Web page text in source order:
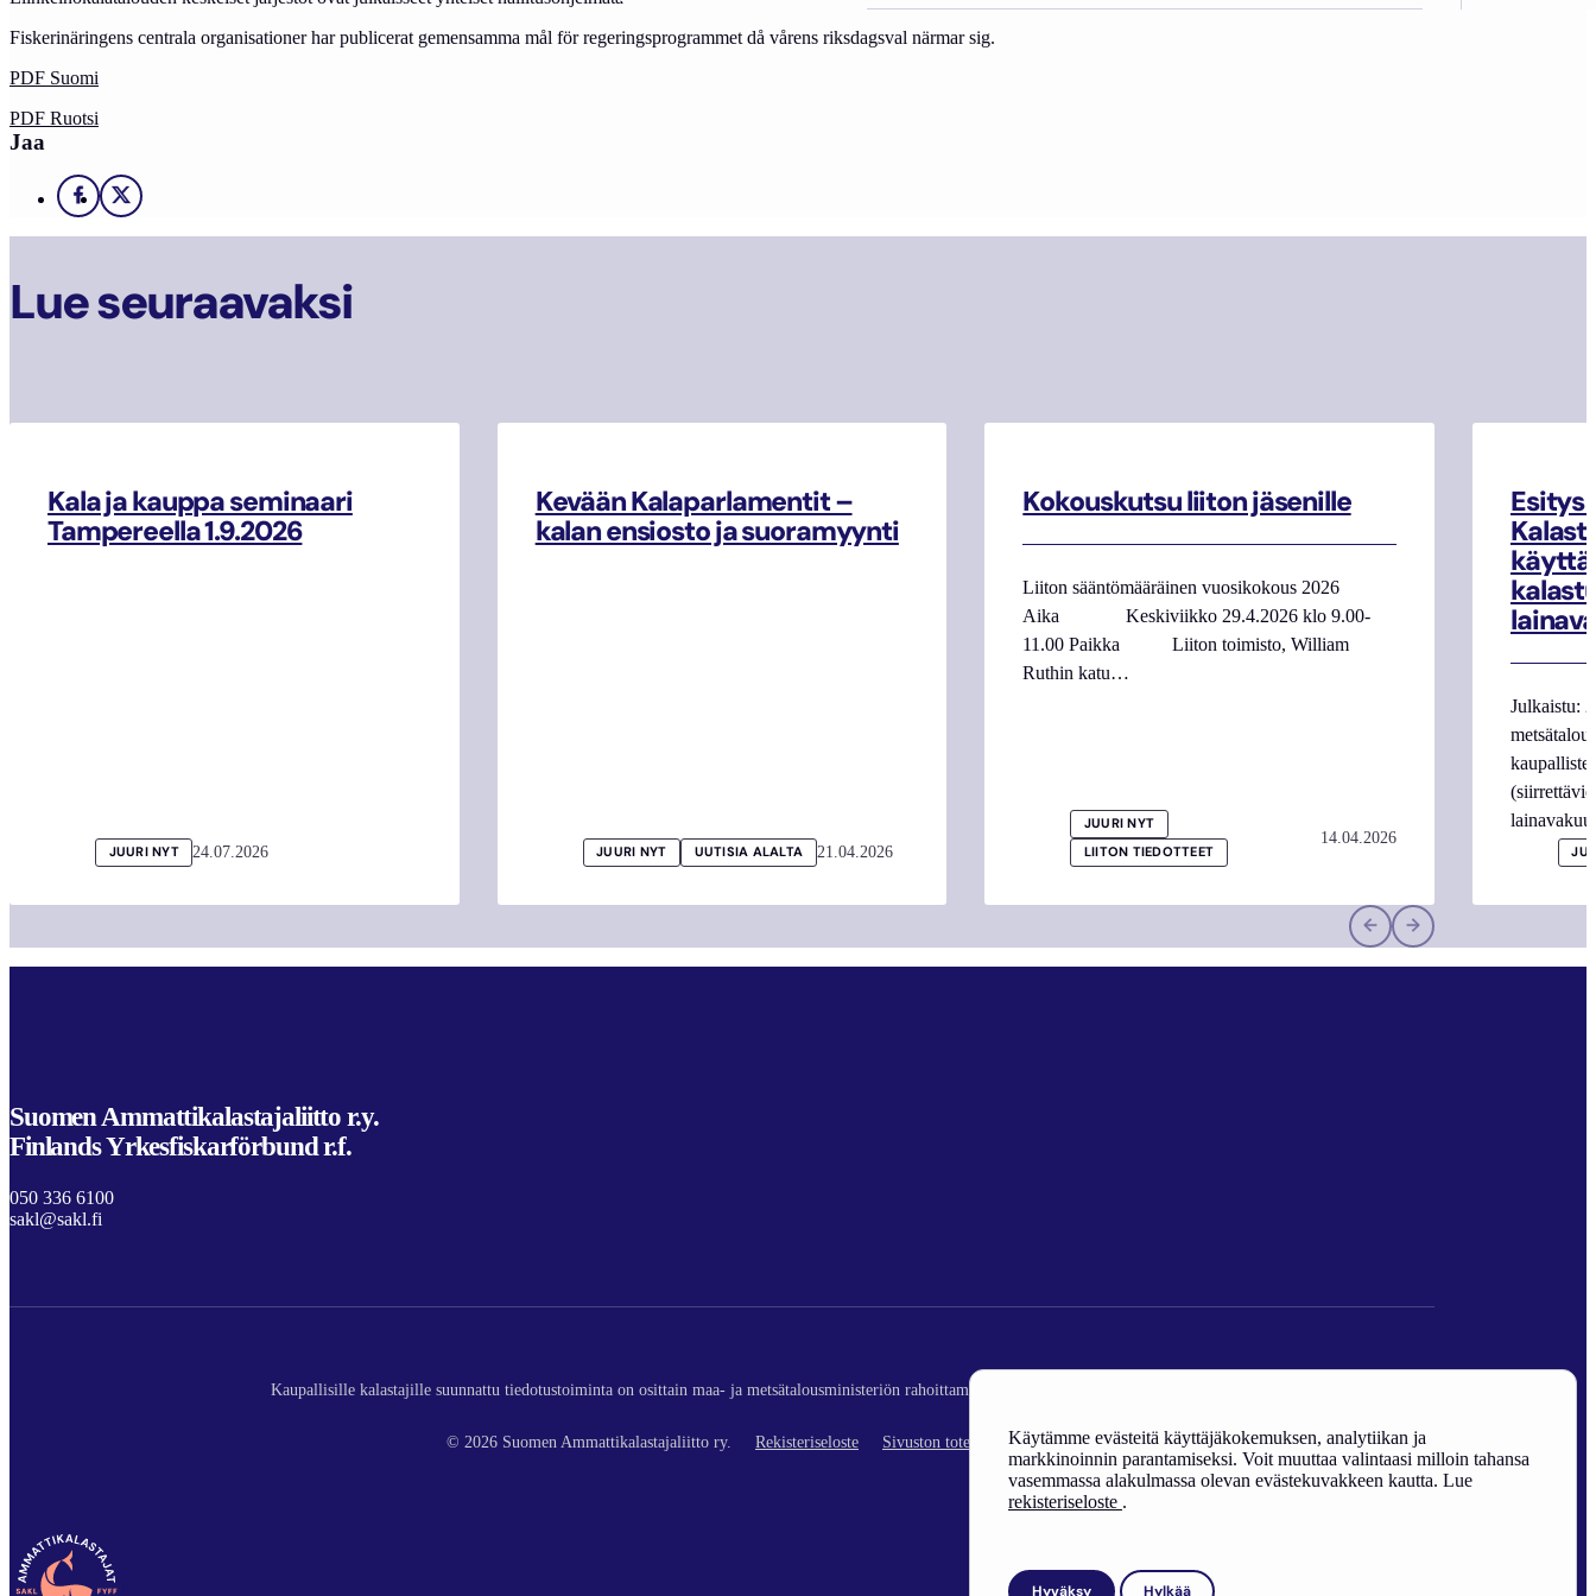
Käytämme evästeitä käyttäjäkokemuksen, analytiikan ja
markkinoinnin parantamiseksi. Voit muuttaa valintaasi milloin tahansa
vasemmassa alakulmassa olevan evästekuvakkeen kautta. Lue
rekisteriseloste .
Hyväksy Hylkää
Fiskerinäringens centrala organisationer har publicerat gemensamma mål för regeringsprogrammet då vårens riksdagsval närmar sig.
PDF Suomi
PDF Ruotsi
Jaa
Facebook
X
Lue seuraavaksi
Kala ja kauppa seminaari
Tampereella 1.9.2026
JUURI NYT 24.07.2026
Kevään Kalaparlamentit –
kalan ensiosto ja suoramyynti
JUURI NYT UUTISIA ALALTA 21.04.2026
Kokouskutsu liiton jäsenille
Liiton sääntömääräinen vuosikokous 2026
Aika Keskiviikko 29.4.2026 klo 9.00-
11.00 Paikka Liiton toimisto, William
Ruthin katu…
JUURI NYT
LIITON TIEDOTTEET
14.04.2026
Esitys
Julkaistu:
Suomen Ammattikalastajaliitto r.y.
Finlands Yrkesfiskarförbund r.f.
050 336 6100
sakl@sakl.fi
Kaupallisille kalastajille suunnattu tiedotustoiminta on osittain maa- ja metsätalousministeriön rahoittamaa (kalatalouden edistäminen).
© 2026 Suomen Ammattikalastajaliitto ry. Rekisteriseloste Sivuston toteutus